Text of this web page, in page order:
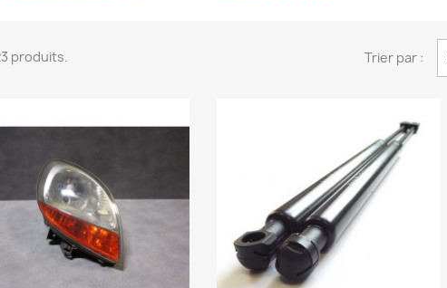
produits. Trier par :